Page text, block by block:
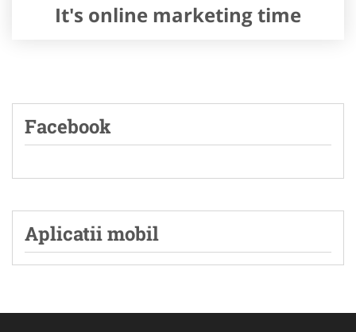
It's online marketing time
Facebook
Aplicatii mobil